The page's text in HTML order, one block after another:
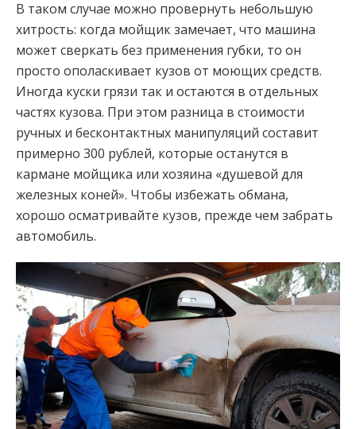
В таком случае можно провернуть небольшую
хитрость: когда мойщик замечает, что машина
может сверкать без применения губки, то он
просто ополаскивает кузов от моющих средств.
Иногда куски грязи так и остаются в отдельных
частях кузова. При этом разница в стоимости
ручных и бесконтактных манипуляций составит
примерно 300 рублей, которые останутся в
кармане мойщика или хозяина «душевой для
железных коней». Чтобы избежать обмана,
хорошо осматривайте кузов, прежде чем забрать
автомобиль.